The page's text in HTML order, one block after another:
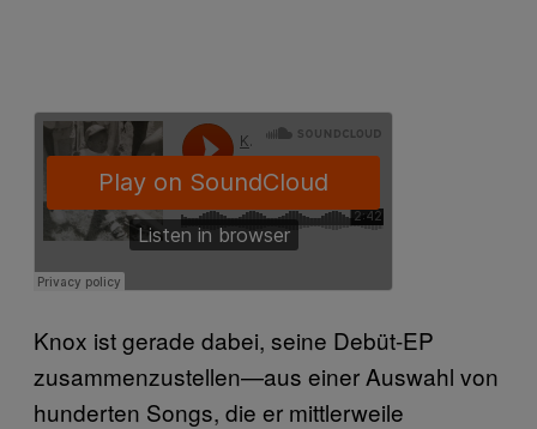
Knox ist gerade dabei, seine Debüt-EP
zusammenzustellen—aus einer Auswahl von
hunderten Songs, die er mittlerweile